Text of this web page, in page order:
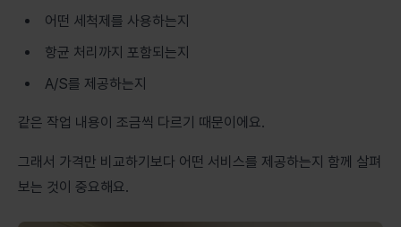
어떤 세척제를 사용하는지
항균 처리까지 포함되는지
A/S를 제공하는지
같은 작업 내용이 조금씩 다르기 때문이에요.
그래서 가격만 비교하기보다 어떤 서비스를 제공하는지 함께 살펴
보는 것이 중요해요.